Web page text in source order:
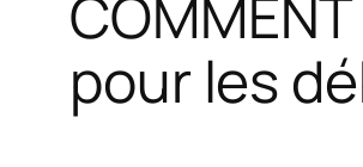
pour les